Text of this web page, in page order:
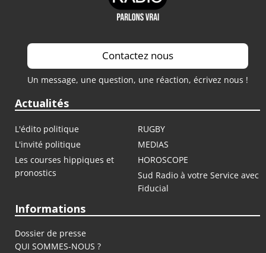
Contactez nous
Un message, une question, une réaction, écrivez nous !
Actualités
L'édito politique
RUGBY
L'invité politique
MEDIAS
Les courses hippiques et
pronostics
HOROSCOPE
Sud Radio à votre Service avec
Fiducial
Informations
Dossier de presse
QUI SOMMES-NOUS ?